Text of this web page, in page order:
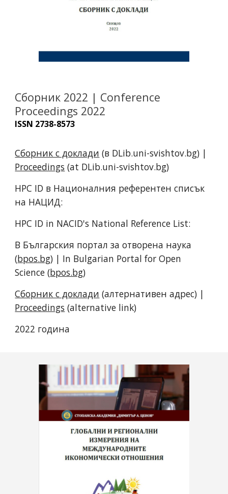
Сборник 2022 | Conference
Proceedings 2022
ISSN 2738-8573
Сборник с доклади (в DLib.uni-svishtov.bg) |
Proceedings (at DLib.uni-svishtov.bg)
HPC ID в Националния референтен списък
на НАЦИД:
HPC ID in NACID's National Reference List:
В Българския портал за отворена наука
(bpos.bg) | In Bulgarian Portal for Open
Science (bpos.bg)
Сборник с доклади (алтернативен адрес) |
Proceedings (alternative link)
2022 година